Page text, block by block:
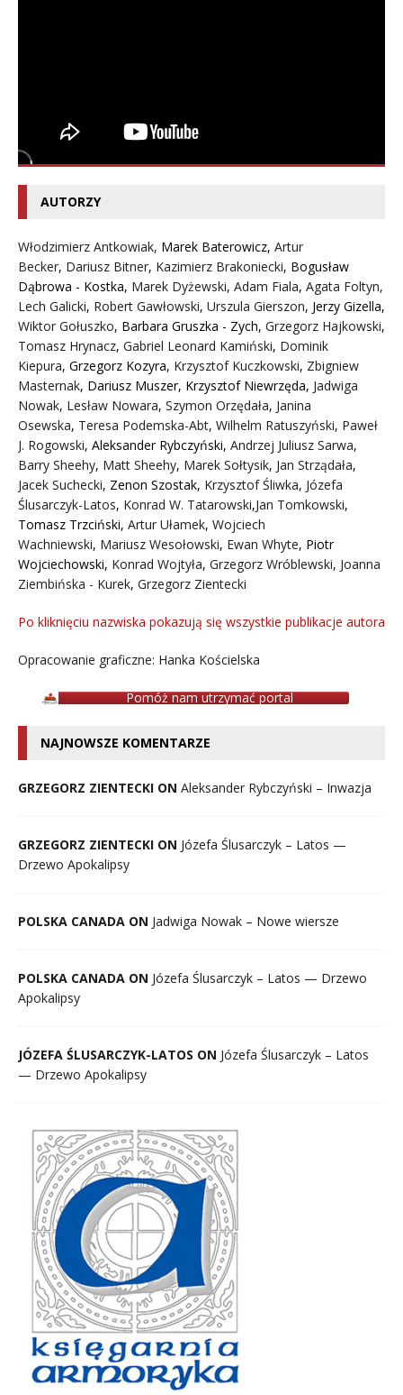
AUTORZY
Włodzimierz Antkowiak, Marek Baterowicz, Artur
Becker, Dariusz Bitner, Kazimierz Brakoniecki, Bogusław
Dąbrowa - Kostka, Marek Dyżewski, Adam Fiala, Agata Foltyn,
Lech Galicki, Robert Gawłowski, Urszula Gierszon, Jerzy Gizella,
Wiktor Gołuszko, Barbara Gruszka - Zych, Grzegorz Hajkowski,
Tomasz Hrynacz, Gabriel Leonard Kamiński, Dominik
Kiepura, Grzegorz Kozyra, Krzysztof Kuczkowski, Zbigniew
Masternak, Dariusz Muszer, Krzysztof Niewrzęda, Jadwiga
Nowak, Lesław Nowara, Szymon Orzędała, Janina
Osewska, Teresa Podemska-Abt, Wilhelm Ratuszyński, Paweł
J. Rogowski, Aleksander Rybczyński, Andrzej Juliusz Sarwa,
Barry Sheehy, Matt Sheehy, Marek Sołtysik, Jan Strządała,
Jacek Suchecki, Zenon Szostak, Krzysztof Śliwka, Józefa
Ślusarczyk-Latos, Konrad W. Tatarowski,Jan Tomkowski,
Tomasz Trzciński, Artur Ułamek, Wojciech
Wachniewski, Mariusz Wesołowski, Ewan Whyte, Piotr
Wojciechowski, Konrad Wojtyła, Grzegorz Wróblewski, Joanna
Ziembińska - Kurek, Grzegorz Zientecki
Po kliknięciu nazwiska pokazują się wszystkie publikacje autora
Opracowanie graficzne: Hanka Kościelska
Pomóż nam utrzymać portal
NAJNOWSZE KOMENTARZE
GRZEGORZ ZIENTECKI ON Aleksander Rybczyński – Inwazja
GRZEGORZ ZIENTECKI ON Józefa Ślusarczyk – Latos —
Drzewo Apokalipsy
POLSKA CANADA ON Jadwiga Nowak – Nowe wiersze
POLSKA CANADA ON Józefa Ślusarczyk – Latos — Drzewo
Apokalipsy
JÓZEFA ŚLUSARCZYK-LATOS ON Józefa Ślusarczyk – Latos
— Drzewo Apokalipsy